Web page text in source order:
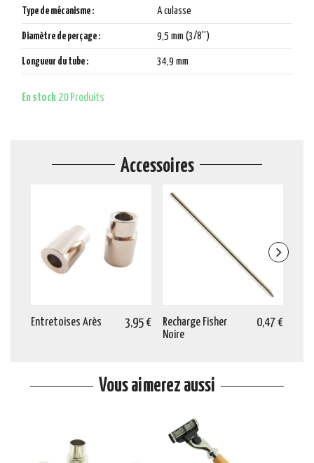
Type de mécanisme : A culasse
Diamètre de perçage : 9,5 mm (3/8'')
Longueur du tube : 34,9 mm
En stock 20 Produits
Accessoires
Entretoises Arès 3,95 €
Recharge Fisher
Noire
0,47 €
Vous aimerez aussi